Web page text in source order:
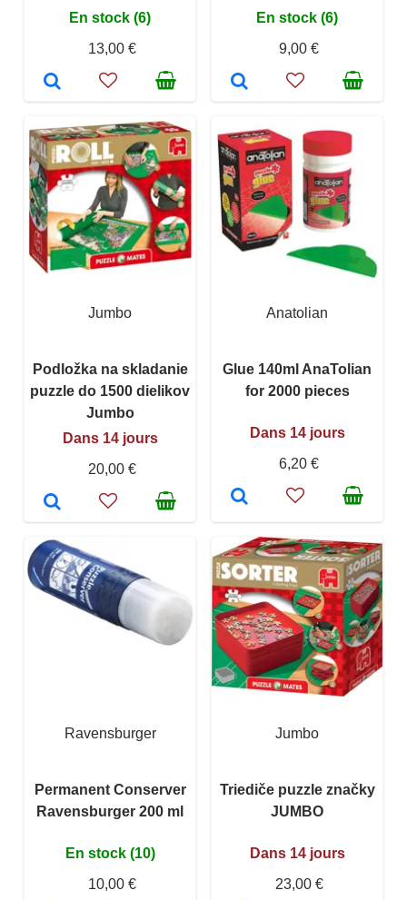
En stock (6)
13,00 €
En stock (6)
9,00 €
Jumbo
Podložka na skladanie
puzzle do 1500 dielikov
Jumbo
Dans 14 jours
20,00 €
Anatolian
Glue 140ml AnaTolian
for 2000 pieces
Dans 14 jours
6,20 €
Ravensburger
Permanent Conserver
Ravensburger 200 ml
En stock (10)
10,00 €
Jumbo
Triediče puzzle značky
JUMBO
Dans 14 jours
23,00 €